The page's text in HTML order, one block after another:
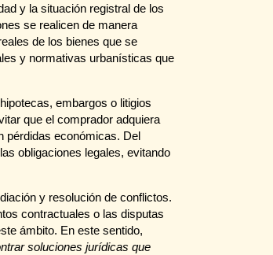
y la situación registral de los
se realicen de manera
de los bienes que se
y normativas urbanísticas que
embargos o litigios
que el comprador adquiera
pérdidas económicas. Del
obligaciones legales, evitando
y resolución de conflictos.
contractuales o las disputas
ámbito. En este sentido,
soluciones jurídicas que